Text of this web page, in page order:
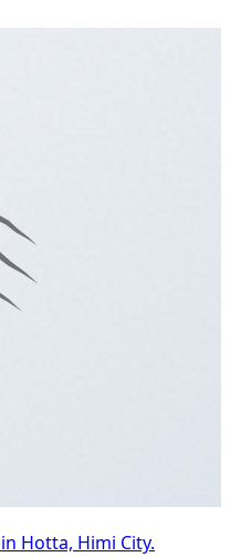
Hotta, Himi City.